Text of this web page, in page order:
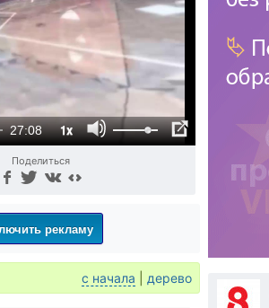
27:08 1x
Поделиться
рекламу
с начала дерево